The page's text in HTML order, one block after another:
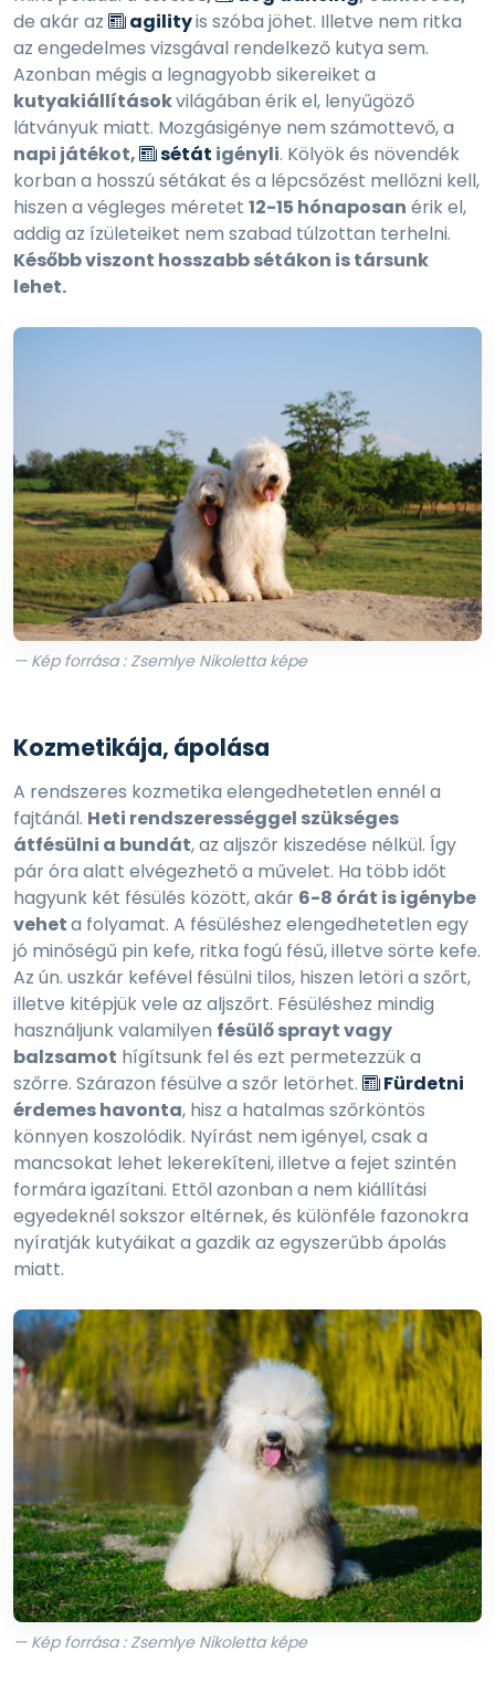
de akár az
agilityis szóba jöhet. Illetve nem ritka
az engedelmes vizsgával rendelkező kutya sem.
Azonban mégis a legnagyobb sikereiket a
kutyakiállításokvilágában érik el, lenyűgöző
látványuk miatt. Mozgásigénye nem számottevő, a
napi játékot,
sétát igényli. Kölyök és növendék
korban a hosszú sétákat és a lépcsőzést mellőzni kell,
hiszen a végleges méretet 12-15 hónaposan érik el,
addig az ízületeiket nem szabad túlzottan terhelni.
Később viszont hosszabb sétákon is társunk
lehet.
— Kép forrása : Zsemlye Nikoletta képe
Kozmetikája, ápolása
A rendszeres kozmetika elengedhetetlen ennél a
fajtánál. Heti rendszerességgel szükséges
átfésülni a bundát, az aljszőr kiszedése nélkül. Így
pár óra alatt elvégezhető a művelet. Ha több időt
hagyunk két fésülés között, akár 6-8 órát is igénybe
veheta folyamat. A fésüléshez elengedhetetlen egy
jó minőségű pin kefe, ritka fogú fésű, illetve sörte kefe.
Az ún. uszkár kefével fésülni tilos, hiszen letöri a szőrt,
illetve kitépjük vele az aljszőrt. Fésüléshez mindig
használjunk valamilyen fésülő sprayt vagy
balzsamot hígítsunk fel és ezt permetezzük a
szőrre. Szárazon fésülve a szőr letörhet.
Fürdetni
érdemes havonta, hisz a hatalmas szőrköntös
könnyen koszolódik. Nyírást nem igényel, csak a
mancsokat lehet lekerekíteni, illetve a fejet szintén
formára igazítani. Ettől azonban a nem kiállítási
egyedeknél sokszor eltérnek, és különféle fazonokra
nyíratják kutyáikat a gazdik az egyszerűbb ápolás
miatt.
— Kép forrása : Zsemlye Nikoletta képe